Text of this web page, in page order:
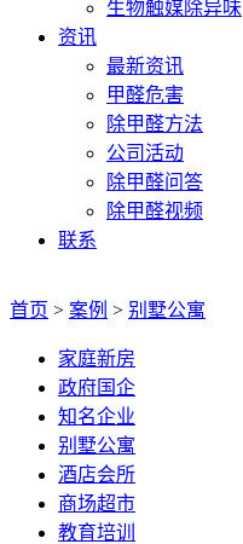
生物触媒除异味
资讯
最新资讯
甲醛危害
除甲醛方法
公司活动
除甲醛问答
除甲醛视频
联系
首页 > 案例 > 别墅公寓
家庭新房
政府国企
知名企业
别墅公寓
酒店会所
商场超市
教育培训